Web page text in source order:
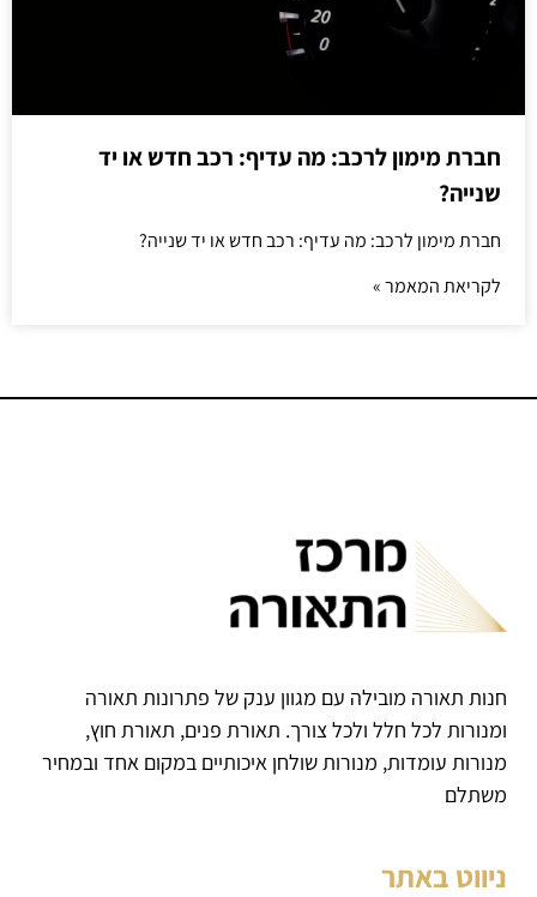
חברת מימון לרכב: מה עדיף: רכב חדש או יד
שנייה?
חברת מימון לרכב: מה עדיף: רכב חדש או יד שנייה?
לקריאת המאמר »
חנות תאורה מובילה עם מגוון ענק של פתרונות תאורה
ומנורות לכל חלל ולכל צורך. תאורת פנים, תאורת חוץ,
מנורות עומדות, מנורות שולחן איכותיים במקום אחד ובמחיר
משתלם
ניווט באתר